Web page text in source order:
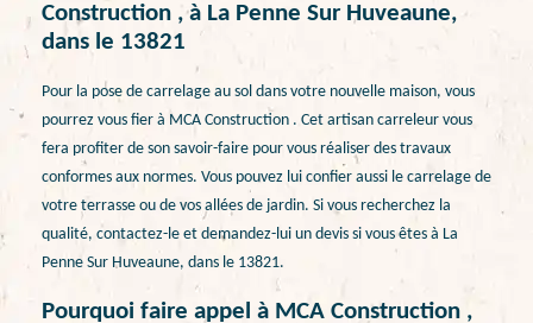
Construction , à La Penne Sur Huveaune,
dans le 13821
Pour la pose de carrelage au sol dans votre nouvelle maison, vous
pourrez vous fier à MCA Construction . Cet artisan carreleur vous
fera profiter de son savoir-faire pour vous réaliser des travaux
conformes aux normes. Vous pouvez lui confier aussi le carrelage de
votre terrasse ou de vos allées de jardin. Si vous recherchez la
qualité, contactez-le et demandez-lui un devis si vous êtes à La
Penne Sur Huveaune, dans le 13821.
Pourquoi faire appel à MCA Construction ,